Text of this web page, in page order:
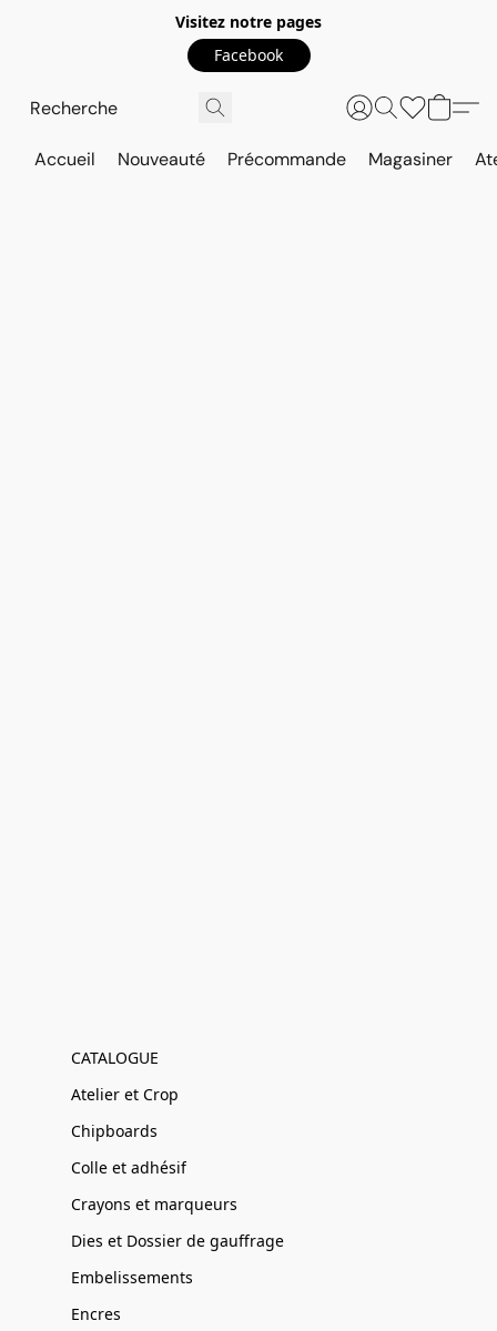
Visitez notre pages
Facebook
Accueil Nouveauté Précommande Magasiner
CATALOGUE
Atelier et Crop
Chipboards
Colle et adhésif
Crayons et marqueurs
Dies et Dossier de gauffrage
Embelissements
Encres